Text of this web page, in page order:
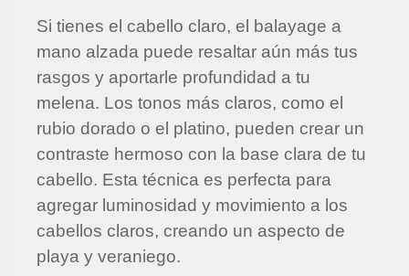
Si tienes el cabello claro, el balayage a
mano alzada puede resaltar aún más tus
rasgos y aportarle profundidad a tu
melena. Los tonos más claros, como el
rubio dorado o el platino, pueden crear un
contraste hermoso con la base clara de tu
cabello. Esta técnica es perfecta para
agregar luminosidad y movimiento a los
cabellos claros, creando un aspecto de
playa y veraniego.